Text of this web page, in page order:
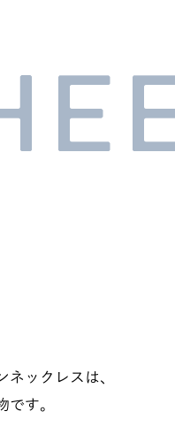
ックレスは、
です。